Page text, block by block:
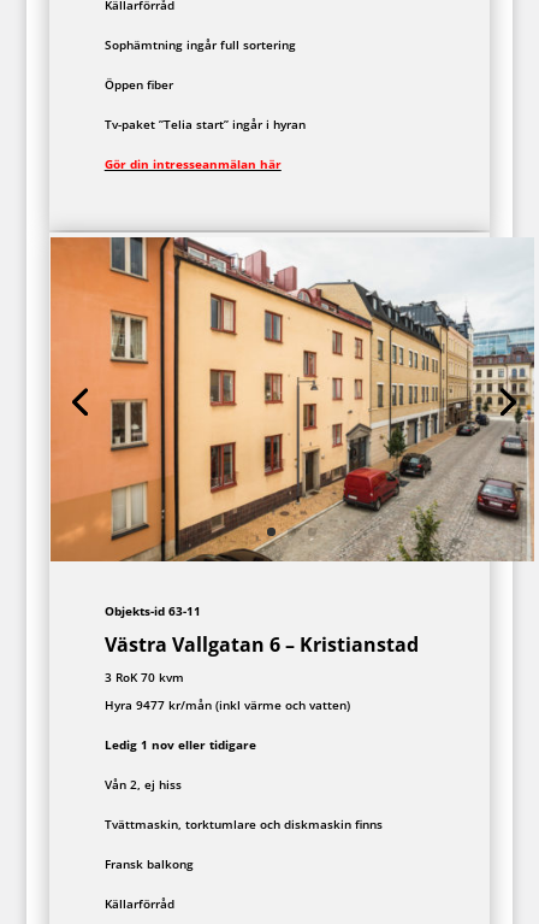
Källarförråd
Sophämtning ingår full sortering
Öppen fiber
Tv-paket ”Telia start” ingår i hyran
Gör din intresseanmälan här
Objekts-id 63-11
Västra Vallgatan 6 – Kristianstad
3 RoK 70 kvm
Hyra 9477 kr/mån (inkl värme och vatten)
Ledig 1 nov eller tidigare
Vån 2, ej hiss
Tvättmaskin, torktumlare och diskmaskin finns
Fransk balkong
Källarförråd